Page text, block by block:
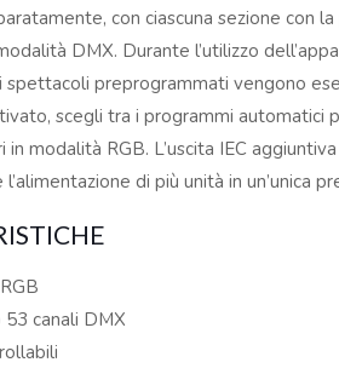
con ciascuna sezione con
DMX. Durante l’utilizzo
spettacoli preprogrammati vengono
scegli tra i programmi automatici
in modalità RGB. L’uscita IEC
di più unità in un’unica
53 canali DMX